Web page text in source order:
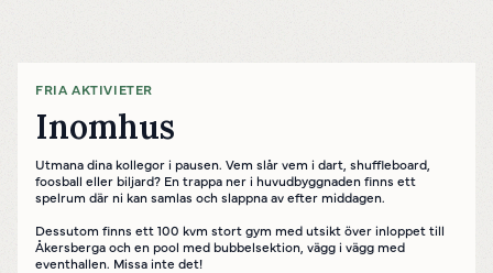
FRIA AKTIVIETER
Inomhus
Utmana dina kollegor i pausen. Vem slår vem i dart, shuffleboard,
foosball eller biljard? En trappa ner i huvudbyggnaden finns ett
spelrum där ni kan samlas och slappna av efter middagen.
Dessutom finns ett 100 kvm stort gym med utsikt över inloppet till
Åkersberga och en pool med bubbelsektion, vägg i vägg med
eventhallen. Missa inte det!